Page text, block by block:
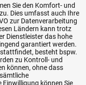
Sie den Komfort- und
Dies umfasst auch Ihre
zur Datenverarbeitung
Ländern kann trotz
Dienstleister das hohe
garantiert werden.
besteht bspw.
zu Kontroll- und
können, ohne dass
können Sie